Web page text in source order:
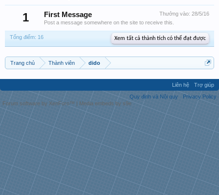
1 Thưởng vào: 28/5/16
First Message
Post a message somewhere on the site to receive this.
Tổng điểm: 16 Xem tất cả thành tích có thể đạt được
Trang chủ Thành viên dido
Liên hệ
Trợ giúp
Quy định và Nội quy
Privacy Policy
Forum software by XenForo™ | Media embeds by s9e